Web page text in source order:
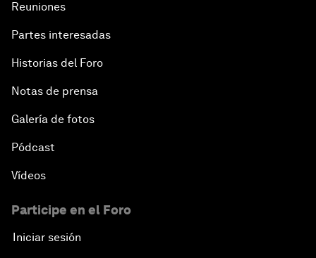
Reuniones
Partes interesadas
Historias del Foro
Notas de prensa
Galería de fotos
Pódcast
Vídeos
Participe en el Foro
Iniciar sesión